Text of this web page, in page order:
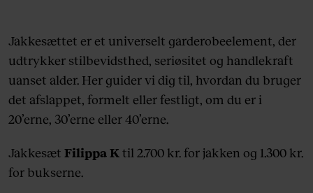
Jakkesættet er et universelt garderobeelement, der
udtrykker stilbevidsthed, seriøsitet og handlekraft
uanset alder. Her guider vi dig til, hvordan du bruger
det afslappet, formelt eller festligt, om du er i
20’erne, 30’erne eller 40’erne.
Jakkesæt Filippa K til 2.700 kr. for jakken og 1.300 kr.
for bukserne.